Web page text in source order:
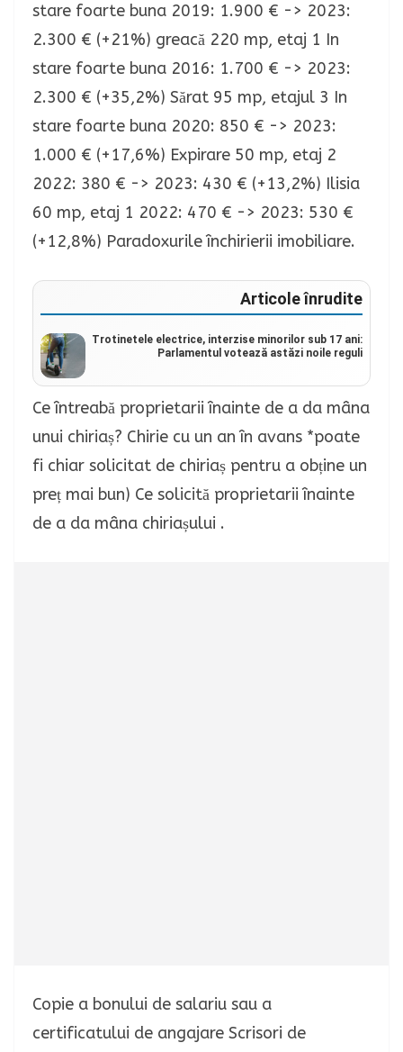
stare foarte buna 2019: 1.900 € -> 2023:
2.300 € (+21%) greacă 220 mp, etaj 1 In
stare foarte buna 2016: 1.700 € -> 2023:
2.300 € (+35,2%) Sărat 95 mp, etajul 3 In
stare foarte buna 2020: 850 € -> 2023:
1.000 € (+17,6%) Expirare 50 mp, etaj 2
2022: 380 € -> 2023: 430 € (+13,2%) Ilisia
60 mp, etaj 1 2022: 470 € -> 2023: 530 €
(+12,8%) Paradoxurile închirierii imobiliare.
Articole înrudite
Trotinetele electrice, interzise minorilor sub 17 ani:
Parlamentul votează astăzi noile reguli
Ce întreabă proprietarii înainte de a da mâna
unui chiriaș? Chirie cu un an în avans *poate
fi chiar solicitat de chiriaș pentru a obține un
preț mai bun) Ce solicită proprietarii înainte
de a da mâna chiriașului .
Copie a bonului de salariu sau a
certificatului de angajare Scrisori de